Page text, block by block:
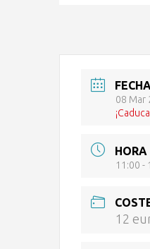
FECHA
08 Mar
HORA
11:00 -
12